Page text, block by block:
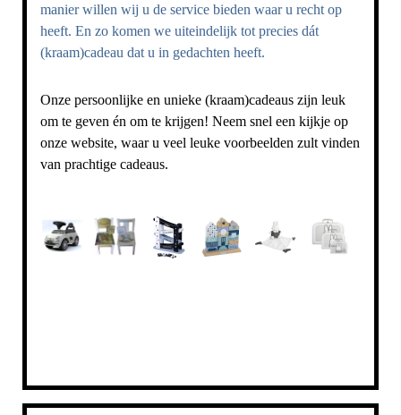
manier willen wij u de service bieden waar u recht op
heeft. En zo komen we uiteindelijk tot precies dát
(kraam)cadeau dat u in gedachten heeft.
Onze persoonlijke en unieke (kraam)cadeaus zijn leuk
om te geven én om te krijgen! Neem snel een kijkje op
onze website, waar u veel leuke voorbeelden zult vinden
van prachtige cadeaus.